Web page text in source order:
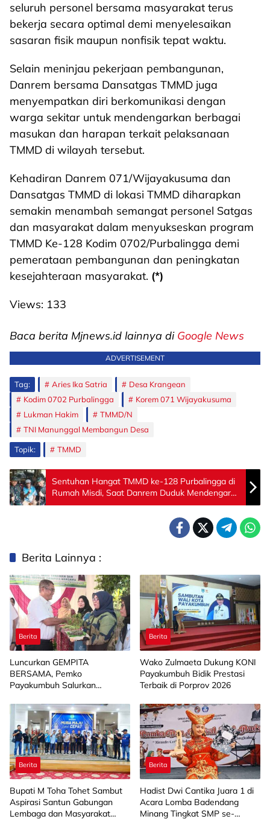
seluruh personel bersama masyarakat terus
bekerja secara optimal demi menyelesaikan
sasaran fisik maupun nonfisik tepat waktu.
Selain meninjau pekerjaan pembangunan,
Danrem bersama Dansatgas TMMD juga
menyempatkan diri berkomunikasi dengan
warga sekitar untuk mendengarkan berbagai
masukan dan harapan terkait pelaksanaan
TMMD di wilayah tersebut.
Kehadiran Danrem 071/Wijayakusuma dan
Dansatgas TMMD di lokasi TMMD diharapkan
semakin menambah semangat personel Satgas
dan masyarakat dalam menyukseskan program
TMMD Ke-128 Kodim 0702/Purbalingga demi
pemerataan pembangunan dan peningkatan
kesejahteraan masyarakat. (*)
Views: 133
Baca berita Mjnews.id lainnya di Google News
ADVERTISEMENT
Tag: Aries Ika Satria
Desa Krangean
Kodim 0702 Purbalingga
Korem 071 Wijayakusuma
Lukman Hakim
TMMD/N
TNI Manunggal Membangun Desa
Topik: TMMD
Sentuhan Hangat TMMD ke-128 Purbalingga di
Rumah Misdi, Saat Danrem Duduk Mendengar
Cerita Warga Krangean
Berita Lainnya :
Berita
Luncurkan GEMPITA
BERSAMA, Pemko
Payakumbuh Salurkan
kepada 15 KWT
Berita
Wako Zulmaeta Dukung KONI
Payakumbuh Bidik Prestasi
Terbaik di Porprov 2026
Berita
Bupati M Toha Tohet Sambut
Aspirasi Santun Gabungan
Lembaga dan Masyarakat
Berita
Hadist Dwi Cantika Juara 1 di
Acara Lomba Badendang
Minang Tingkat SMP se-